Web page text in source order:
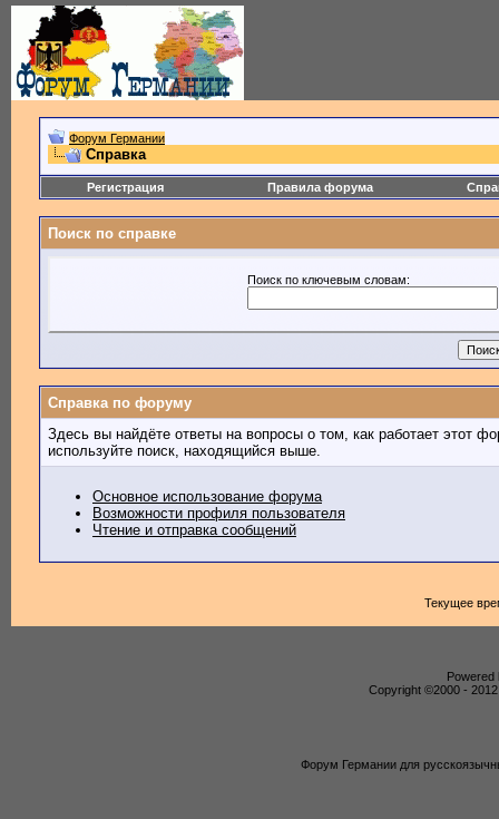
Форум Германии
Справка
Регистрация Правила форума
Поиск по справке
Поиск по ключевым словам:
Справка по форуму
Здесь вы найдёте ответы на вопросы о том, как работает этот
используйте поиск, находящийся выше.
Основное использование форума
Возможности профиля пользователя
Чтение и отправка сообщений
Текущее
Powered
Copyright ©2000 -
Форум Германии для